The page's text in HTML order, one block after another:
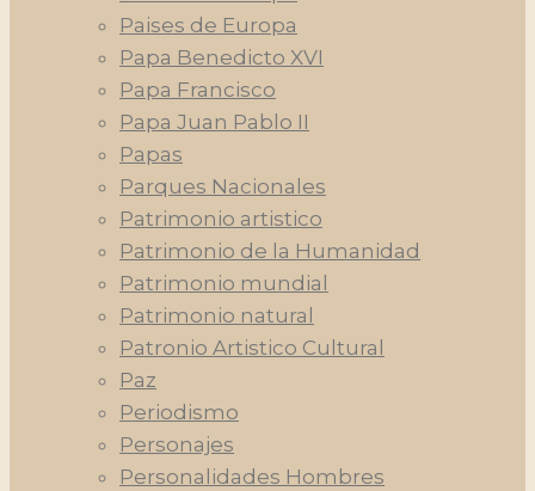
Paises de Europa
Papa Benedicto XVI
Papa Francisco
Papa Juan Pablo II
Papas
Parques Nacionales
Patrimonio artistico
Patrimonio de la Humanidad
Patrimonio mundial
Patrimonio natural
Patronio Artistico Cultural
Paz
Periodismo
Personajes
Personalidades Hombres